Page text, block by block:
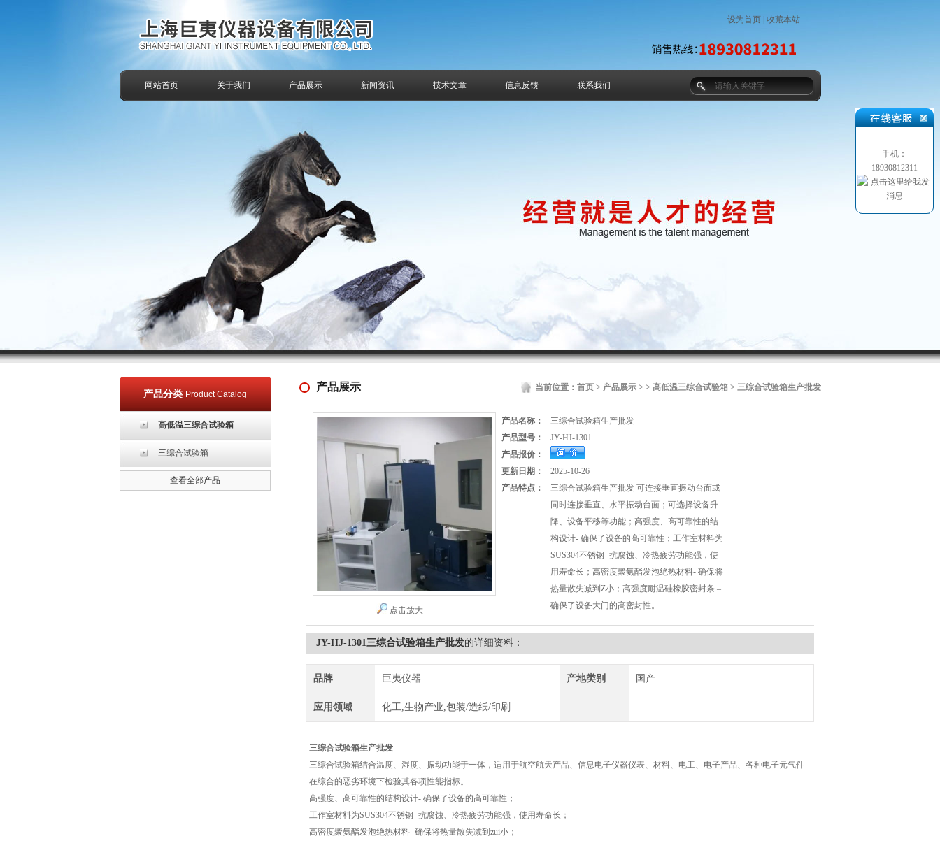
设为首页| 收藏本站
网站首页 关于我们 产品展示 新闻资讯 技术文章 信息反馈 联系我们
产品分类 Product Catalog
高低温三综合试验箱
三综合试验箱
查看全部产品
当前位置： 首页> 产品展示> > 高低温三综合试验箱> 三综合试验箱生产批发
产品展示
点击放大
产品名称：
三综合试验箱生产批发
产品型号：
JY-HJ-1301
产品报价：
更新日期：
2025-10-26
产品特点：
三综合试验箱生产批发 可连接垂直振动台面或
同时连接垂直、水平振动台面；可选择设备升
降、设备平移等功能；高强度、高可靠性的结
构设计- 确保了设备的高可靠性；工作室材料为
SUS304不锈钢- 抗腐蚀、冷热疲劳功能强，使
用寿命长；高密度聚氨酯发泡绝热材料- 确保将
热量散失减到Z小；高强度耐温硅橡胶密封条 –
确保了设备大门的高密封性。
JY-HJ-1301三综合试验箱生产批发的详细资料：
品牌 巨夷仪器 产地类别 国产
应用领域 化工,生物产业,包装/造纸/印刷
三综合试验箱生产批发
三综合试验箱结合温度、湿度、振动功能于一体，适用于航空航天产品、信息电子仪器仪表、材料、电工、电子产品、各种电子元气件
在综合的恶劣环境下检验其各项性能指标。
高强度、高可靠性的结构设计- 确保了设备的高可靠性；
工作室材料为SUS304不锈钢- 抗腐蚀、冷热疲劳功能强，使用寿命长；
高密度聚氨酯发泡绝热材料- 确保将热量散失减到zui小；
手机：
18930812311